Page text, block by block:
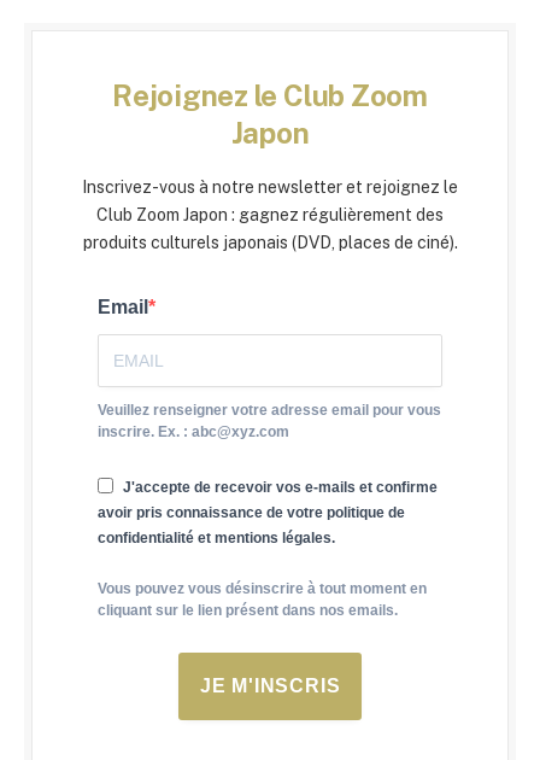
Rejoignez le Club Zoom
Japon
Inscrivez-vous à notre newsletter et rejoignez le
Club Zoom Japon : gagnez régulièrement des
produits culturels japonais (DVD, places de ciné).
Email
Veuillez renseigner votre adresse email pour vous
inscrire. Ex. : abc@xyz.com
J'accepte de recevoir vos e-mails et confirme
avoir pris connaissance de votre politique de
confidentialité et mentions légales.
Vous pouvez vous désinscrire à tout moment en
cliquant sur le lien présent dans nos emails.
JE M'INSCRIS